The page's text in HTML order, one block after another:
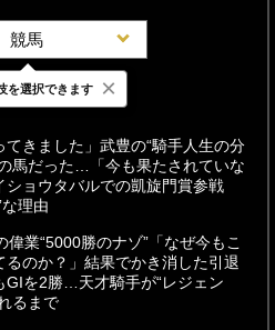
競馬
24時間 週間
てきました」武豊の“騎手人生の分
馬だった…「今も果たされていな
ショウタバルでの凱旋門賞参戦
な理由
偉業“5000勝のナゾ”「なぜ今もこ
るのか？」結果でかき消した引退
GIを2勝…天才騎手が“レジェン
るまで
を選択できます ×